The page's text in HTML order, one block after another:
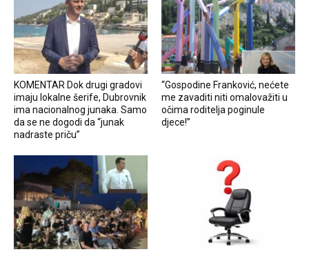
KOMENTAR Dok drugi gradovi
imaju lokalne šerife, Dubrovnik
ima nacionalnog junaka. Samo
da se ne dogodi da “junak
nadraste priču”
“Gospodine Franković, nećete
me zavaditi niti omalovažiti u
očima roditelja poginule
djece!”